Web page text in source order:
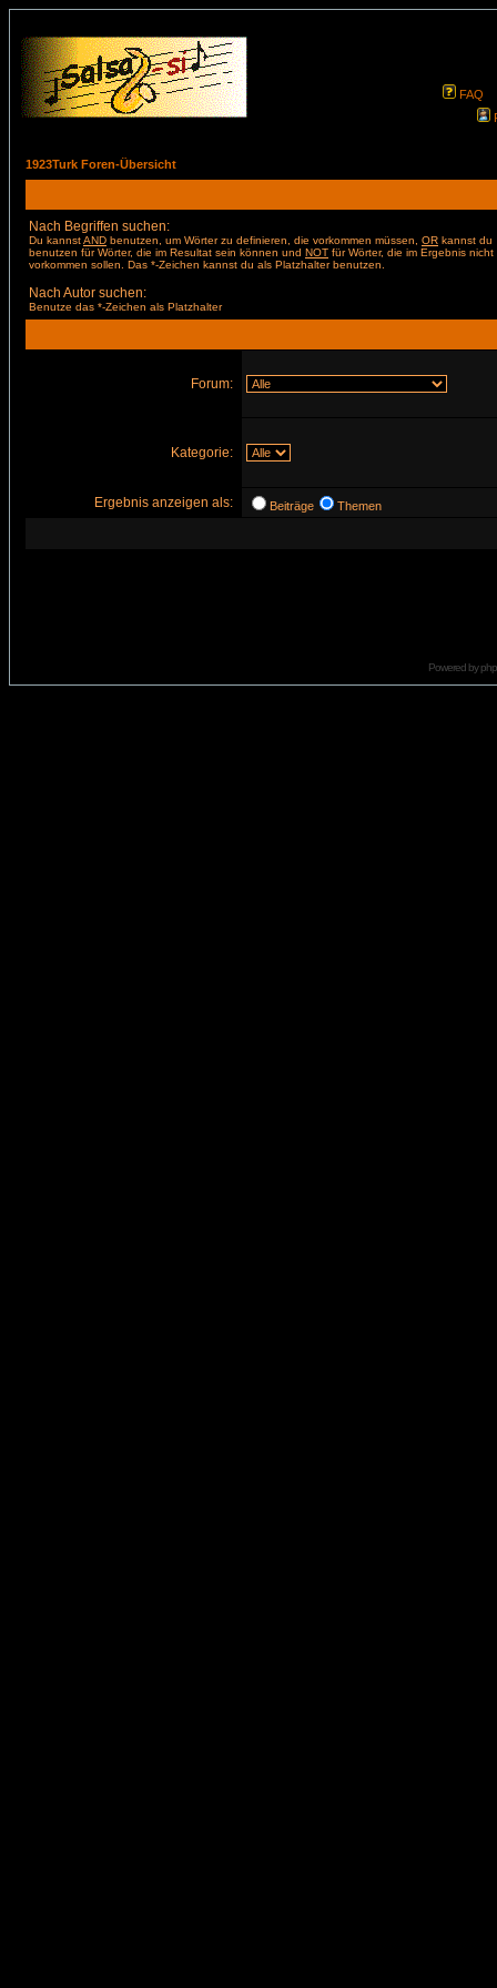
FAQ
1923Turk Foren-Übersicht
Nach Begriffen suchen:
Du kannstAND benutzen, um Wörter zu definieren, die vorkommen müssen, OR kannst du
benutzen für Wörter, die im Resultat sein können und NOT für Wörter, die im Ergebnis nicht
vorkommen sollen. Das *-Zeichen kannst du als Platzhalter benutzen.
Nach Autor suchen:
Benutze das *-Zeichen als Platzhalter
Forum:
Kategorie:
Ergebnis anzeigen als: Beiträge Themen
Powered by